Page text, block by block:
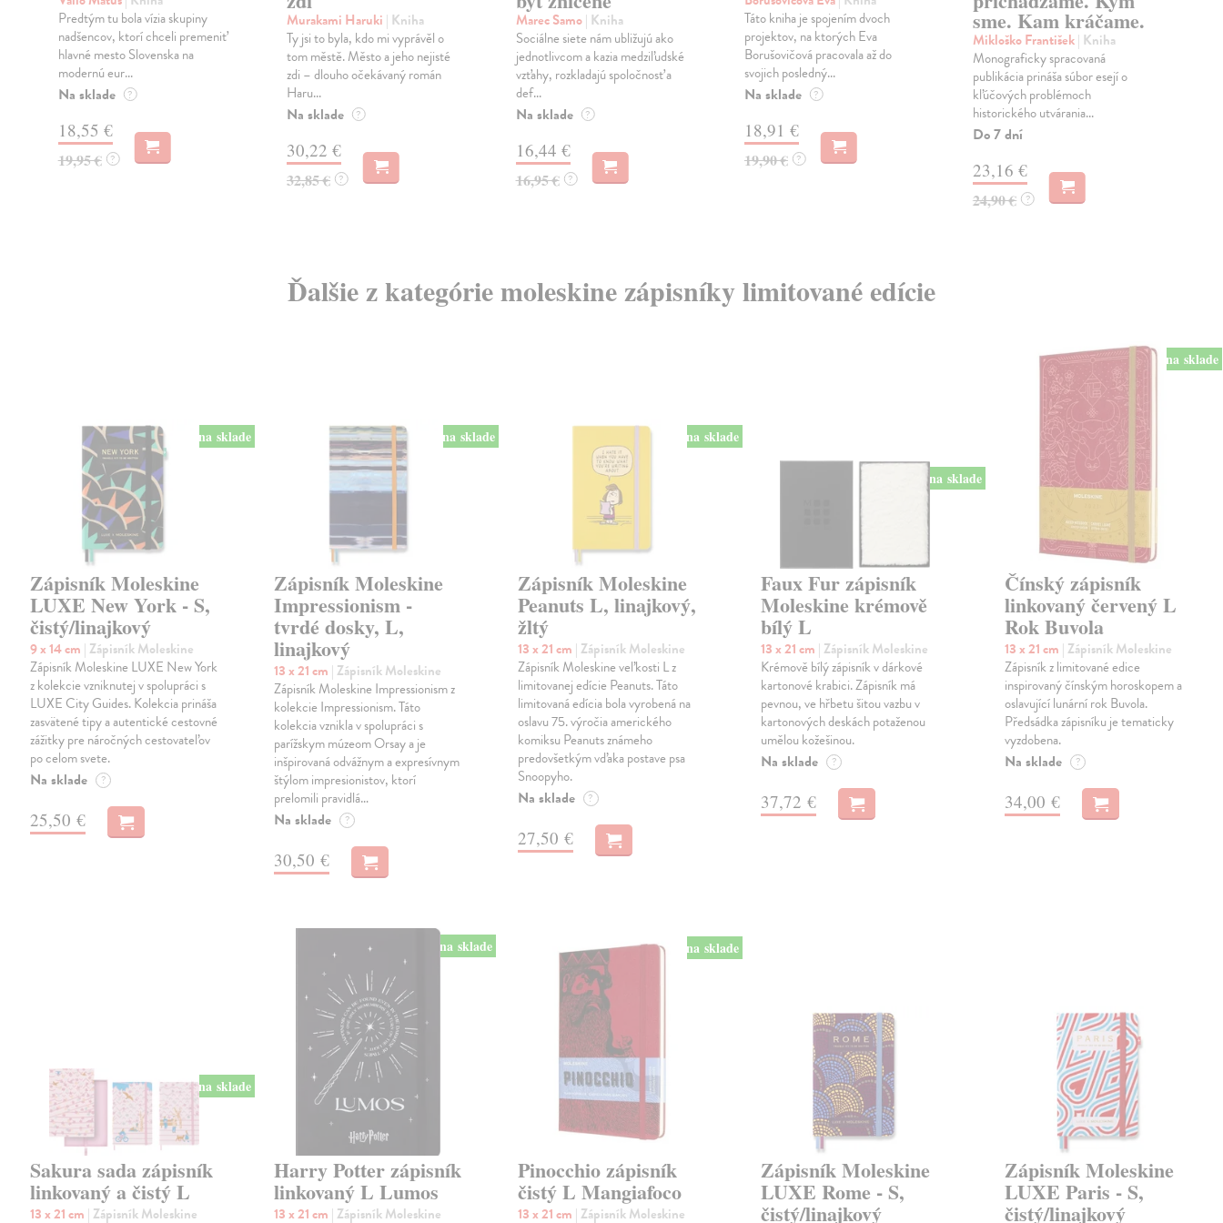
Predtým tu bola vízia skupiny
nadšencov, ktorí chceli premeniť
hlavné mesto Slovenska na
modernú eur...
Na sklade ?
18,55 €
19,95 € ?
Murakami Haruki | Kniha
Ty jsi to byla, kdo mi vyprávěl o
tom městě. Město a jeho nejisté
zdi – dlouho očekávaný román
Haru...
Na sklade ?
30,22 €
32,85 € ?
Marec Samo| Kniha
Sociálne siete nám ubližujú ako
jednotlivcom a kazia medziľudské
vzťahy, rozkladajú spoločnosť a
def...
Na sklade ?
16,44 €
16,95 € ?
Táto kniha je spojením dvoch
projektov, na ktorých Eva
Borušovičová pracovala až do
svojich posledný...
Na sklade ?
18,91 €
19,90 € ?
sme. Kam kráčame.
Mikloško František| Kniha
Monograficky spracovaná
publikácia prináša súbor esejí o
kľúčových problémoch
historického utvárania...
Do 7 dní
23,16 €
24,90 € ?
Ďalšie z kategórie moleskine zápisníky limitované edície
na sklade
Zápisník Moleskine
LUXE New York - S,
čistý/linajkový
9 x 14 cm | Zápisník Moleskine
Zápisník Moleskine LUXE New York
z kolekcie vzniknutej v spolupráci s
LUXE City Guides. Kolekcia prináša
zasvätené tipy a autentické cestovné
zážitky pre náročných cestovateľov
po celom svete.
Na sklade ?
25,50 €
na sklade
Zápisník Moleskine
Impressionism -
tvrdé dosky, L,
linajkový
13 x 21 cm | Zápisník Moleskine
Zápisník Moleskine Impressionism z
kolekcie Impressionism. Táto
kolekcia vznikla v spolupráci s
parížskym múzeom Orsay a je
inšpirovaná odvážnym a expresívnym
štýlom impresionistov, ktorí
prelomili pravidlá…
Na sklade ?
30,50 €
na sklade
Zápisník Moleskine
Peanuts L, linajkový,
žltý
13 x 21 cm | Zápisník Moleskine
Zápisník Moleskine veľkosti L z
limitovanej edície Peanuts. Táto
limitovaná edícia bola vyrobená na
oslavu 75. výročia amerického
komiksu Peanuts známeho
predovšetkým vďaka postave psa
Snoopyho.
Na sklade ?
27,50 €
na sklade
Faux Fur zápisník
Moleskine krémově
bílý L
13 x 21 cm | Zápisník Moleskine
Krémově bílý zápisník v dárkové
kartonové krabici. Zápisník má
pevnou, ve hřbetu šitou vazbu v
kartonových deskách potaženou
umělou kožešinou.
Na sklade ?
37,72 €
na sklade
Čínský zápisník
linkovaný červený L
Rok Buvola
13 x 21 cm | Zápisník Moleskine
Zápisník z limitované edice
inspirovaný čínským horoskopem a
oslavující lunární rok Buvola.
Předsádka zápisníku je tematicky
vyzdobena.
Na sklade ?
34,00 €
na sklade
Sakura sada zápisník
linkovaný a čistý L
13 x 21 cm | Zápisník Moleskine
na sklade
Harry Potter zápisník
linkovaný L Lumos
13 x 21 cm | Zápisník Moleskine
na sklade
Pinocchio zápisník
čistý L Mangiafoco
13 x 21 cm | Zápisník Moleskine
Zápisník Moleskine
LUXE Rome - S,
čistý/linajkový
Zápisník Moleskine
LUXE Paris - S,
čistý/linajkový